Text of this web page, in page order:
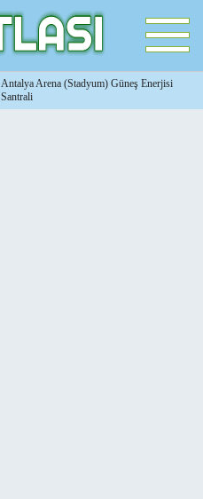
Antalya Arena (Stadyum) Güneş Enerjisi
Santrali